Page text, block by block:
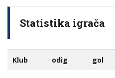
Statistika igrača
Klub odig gol